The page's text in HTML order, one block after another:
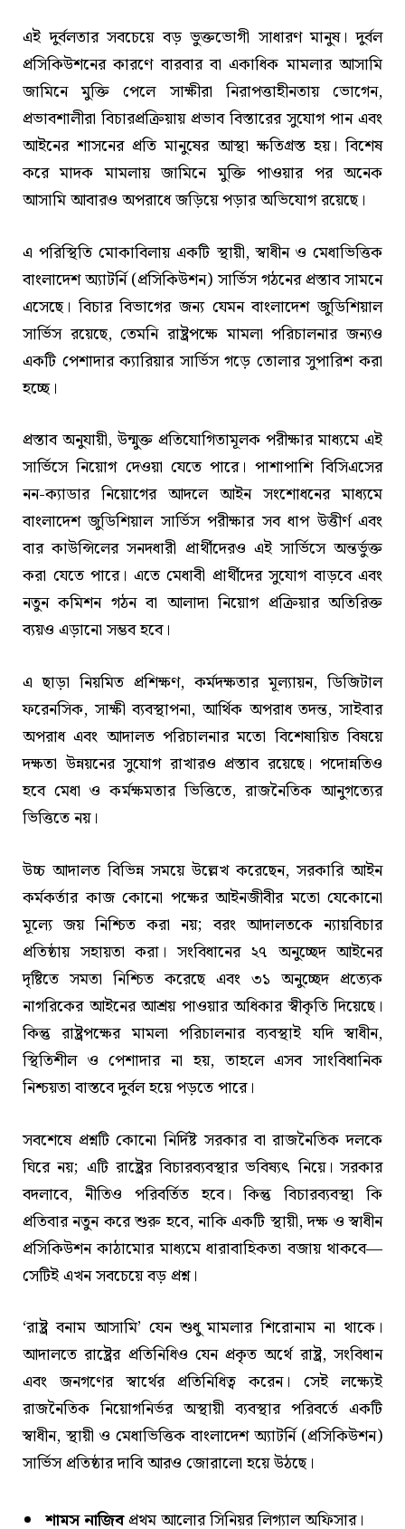
এই দুর্বলতার সবচেয়ে বড় ভুক্তভোগী সাধারণ মানুষ। দুর্বল
প্রসিকিউশনের কারণে বারবার বা একাধিক মামলার আসামি
জামিনে মুক্তি পেলে সাক্ষীরা নিরাপত্তাহীনতায় ভোগেন,
প্রভাবশালীরা বিচারপ্রক্রিয়ায় প্রভাব বিস্তারের সুযোগ পান এবং
আইনের শাসনের প্রতি মানুষের আস্থা ক্ষতিগ্রস্ত হয়। বিশেষ
করে মাদক মামলায় জামিনে মুক্তি পাওয়ার পর অনেক
আসামি আবারও অপরাধে জড়িয়ে পড়ার অভিযোগ রয়েছে।
এ পরিস্থিতি মোকাবিলায় একটি স্থায়ী, স্বাধীন ও মেধাভিত্তিক
বাংলাদেশ অ্যাটর্নি (প্রসিকিউশন) সার্ভিস গঠনের প্রস্তাব সামনে
এসেছে। বিচার বিভাগের জন্য যেমন বাংলাদেশ জুডিশিয়াল
সার্ভিস রয়েছে, তেমনি রাষ্ট্রপক্ষে মামলা পরিচালনার জন্যও
একটি পেশাদার ক্যারিয়ার সার্ভিস গড়ে তোলার সুপারিশ করা
হচ্ছে।
প্রস্তাব অনুযায়ী, উন্মুক্ত প্রতিযোগিতামূলক পরীক্ষার মাধ্যমে এই
সার্ভিসে নিয়োগ দেওয়া যেতে পারে। পাশাপাশি বিসিএসের
নন-ক্যাডার নিয়োগের আদলে আইন সংশোধনের মাধ্যমে
বাংলাদেশ জুডিশিয়াল সার্ভিস পরীক্ষার সব ধাপ উত্তীর্ণ এবং
বার কাউন্সিলের সনদধারী প্রার্থীদেরও এই সার্ভিসে অন্তর্ভুক্ত
করা যেতে পারে। এতে মেধাবী প্রার্থীদের সুযোগ বাড়বে এবং
নতুন কমিশন গঠন বা আলাদা নিয়োগ প্রক্রিয়ার অতিরিক্ত
ব্যয়ও এড়ানো সম্ভব হবে।
এ ছাড়া নিয়মিত প্রশিক্ষণ, কর্মদক্ষতার মূল্যায়ন, ডিজিটাল
ফরেনসিক, সাক্ষী ব্যবস্থাপনা, আর্থিক অপরাধ তদন্ত, সাইবার
অপরাধ এবং আদালত পরিচালনার মতো বিশেষায়িত বিষয়ে
দক্ষতা উন্নয়নের সুযোগ রাখারও প্রস্তাব রয়েছে। পদোন্নতিও
হবে মেধা ও কর্মক্ষমতার ভিত্তিতে, রাজনৈতিক আনুগত্যের
ভিত্তিতে নয়।
উচ্চ আদালত বিভিন্ন সময়ে উল্লেখ করেছেন, সরকারি আইন
কর্মকর্তার কাজ কোনো পক্ষের আইনজীবীর মতো যেকোনো
মূল্যে জয় নিশ্চিত করা নয়; বরং আদালতকে ন্যায়বিচার
প্রতিষ্ঠায় সহায়তা করা। সংবিধানের ২৭ অনুচ্ছেদ আইনের
দৃষ্টিতে সমতা নিশ্চিত করেছে এবং ৩১ অনুচ্ছেদ প্রত্যেক
নাগরিকের আইনের আশ্রয় পাওয়ার অধিকার স্বীকৃতি দিয়েছে।
কিন্তু রাষ্ট্রপক্ষের মামলা পরিচালনার ব্যবস্থাই যদি স্বাধীন,
স্থিতিশীল ও পেশাদার না হয়, তাহলে এসব সাংবিধানিক
নিশ্চয়তা বাস্তবে দুর্বল হয়ে পড়তে পারে।
সবশেষে প্রশ্নটি কোনো নির্দিষ্ট সরকার বা রাজনৈতিক দলকে
ঘিরে নয়; এটি রাষ্ট্রের বিচারব্যবস্থার ভবিষ্যৎ নিয়ে। সরকার
বদলাবে, নীতিও পরিবর্তিত হবে। কিন্তু বিচারব্যবস্থা কি
প্রতিবার নতুন করে শুরু হবে, নাকি একটি স্থায়ী, দক্ষ ও স্বাধীন
প্রসিকিউশন কাঠামোর মাধ্যমে ধারাবাহিকতা বজায় থাকবে—
সেটিই এখন সবচেয়ে বড় প্রশ্ন।
‘রাষ্ট্র বনাম আসামি’ যেন শুধু মামলার শিরোনাম না থাকে।
আদালতে রাষ্ট্রের প্রতিনিধিও যেন প্রকৃত অর্থে রাষ্ট্র, সংবিধান
এবং জনগণের স্বার্থের প্রতিনিধিত্ব করেন। সেই লক্ষ্যেই
রাজনৈতিক নিয়োগনির্ভর অস্থায়ী ব্যবস্থার পরিবর্তে একটি
স্বাধীন, স্থায়ী ও মেধাভিত্তিক বাংলাদেশ অ্যাটর্নি (প্রসিকিউশন)
সার্ভিস প্রতিষ্ঠার দাবি আরও জোরালো হয়ে উঠছে।
শামস নাজিবপ্রথম আলোর সিনিয়র লিগ্যাল অফিসার।